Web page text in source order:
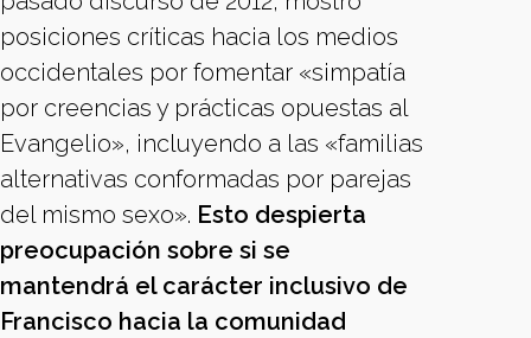
posiciones críticas hacia los medios
occidentales por fomentar «simpatía
por creencias y prácticas opuestas al
Evangelio», incluyendo a las «familias
alternativas conformadas por parejas
del mismo sexo». Esto despierta
preocupación sobre si se
mantendrá el carácter inclusivo de
Francisco hacia la comunidad